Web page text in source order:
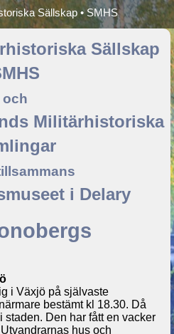
Sällskap • SMHS
Sällskap
och
Militärhistoriska
i Delary
i Växjö på självaste
bestämt kl 18.30. Då
Den har fått en vacker
hus och